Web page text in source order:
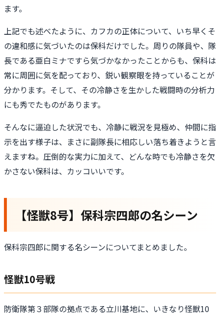
ます。
上記でも述べたように、カフカの正体について、いち早くそ
の違和感に気づいたのは保科だけでした。周りの隊員や、隊
長である亜白ミナですら気づかなかったことからも、保科は
常に周囲に気を配っており、鋭い観察眼を持っていることが
分かります。そして、その冷静さを生かした戦闘時の分析力
にも秀でたものがあります。
そんなに逼迫した状況でも、冷静に戦況を見極め、仲間に指
示を出す様子は、まさに副隊長に相応しい落ち着きようと言
えますね。圧倒的な実力に加えて、どんな時でも冷静さを欠
かさない保科は、カッコいいです。
【怪獣8号】保科宗四郎の名シーン
保科宗四郎に関する名シーンについてまとめました。
怪獣10号戦
防衛隊第３部隊の拠点である立川基地に、いきなり怪獣10